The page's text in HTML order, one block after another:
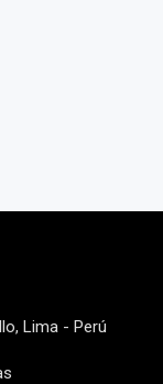
Lima - Perú